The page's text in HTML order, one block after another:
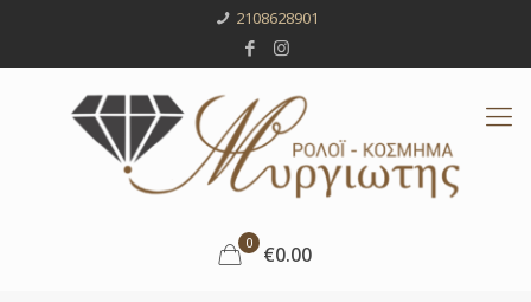
2108628901
0 €0.00